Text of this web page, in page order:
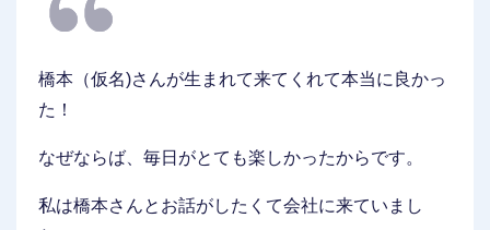
橋本（仮名)さんが生まれて来てくれて本当に良かっ
た！
なぜならば、毎日がとても楽しかったからです。
私は橋本さんとお話がしたくて会社に来ていまし